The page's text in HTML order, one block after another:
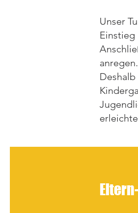
Unser
anregen.